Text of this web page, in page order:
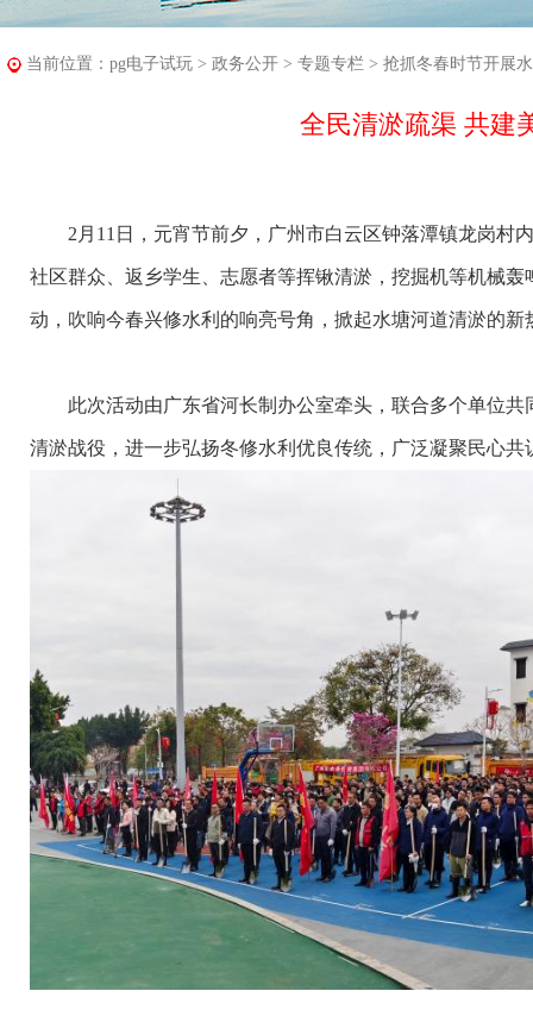
当前位置： pg电子试玩 > 政务公开 > 专题专栏 > 抢抓冬春时节开展
全民清淤疏渠 共
2月11日，元宵节前夕，广州市白云区钟落潭镇龙岗村内
社区群众、返乡学生、志愿者等挥锹清淤，挖掘机等机械
动，吹响今春兴修水利的响亮号角，掀起水塘河道清淤的新
此次活动由广东省河长制办公室牵头，联合多个单位共
清淤战役，进一步弘扬冬修水利优良传统，广泛凝聚民心共